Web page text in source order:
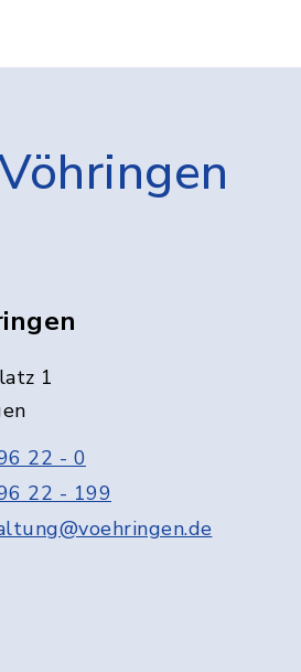
1
22 - 0
22 - 199